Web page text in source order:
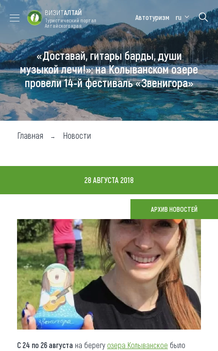
Форум VISIT
ALTAI
Цветение
маральника
Медицинский
форум
Алтайская
зимовка
Туры
Где побывать
Чем заняться
Карта
Что привезти (сувениры)
О регионе
Коллекция впечатлений
Другие рубрики
ВИЗИТАЛТАЙ
Туристический портал
Алтайского края
Автотуризм ru
«Доставай, гитары барды, души
музыкой лечи!»: на Колыванском озере
провели 14-й фестиваль «Звенигора»
Главная Новости
28 АВГУСТА 2018
АРХИВ НОВОСТЕЙ
С 24 по 26 августа на берегу озера Колыванское было